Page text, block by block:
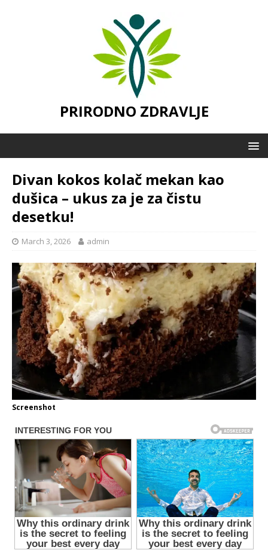
PRIRODNO ZDRAVLJE
Divan kokos kolač mekan kao
dušica – ukus za je za čistu
desetku!
March 3, 2026 admin
Screenshot